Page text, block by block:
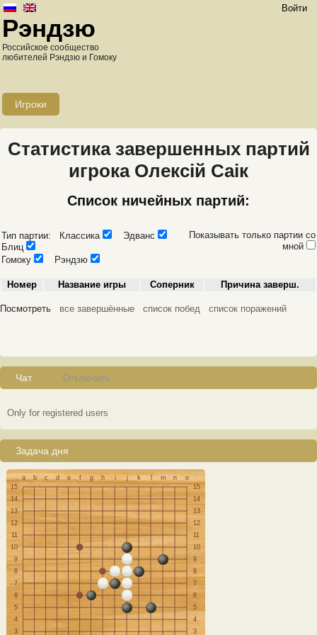
Войти
Рэндзю
Российское сообщество
любителей Рэндзю и Гомоку
Игроки
Статистика завершенных партий
игрока Олексій Саік
Список ничейных партий:
Тип партии: Классика
Эдванс
Блиц
Показывать только партии со
мной
Гомоку
Рэндзю
Номер Название игры Соперник Причина заверш.
Посмотреть все завершённые список побед список поражений
Чат Отключить
Only for registered users
Задача дня
a b c d e f g h i j k m n
o
15
15
14
14
13
13
12
12
11
11
10
10
9
9
8
8
7
7
6
6
5
5
4
4
3
3